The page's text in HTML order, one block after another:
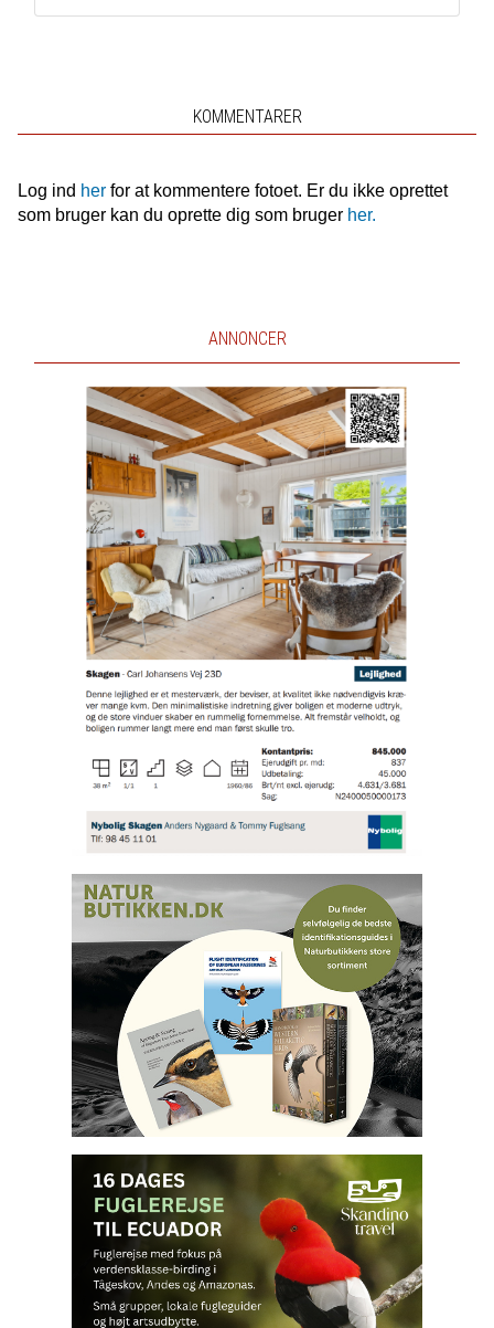
KOMMENTARER
Log ind herfor at kommentere fotoet. Er du ikke oprettet
som bruger kan du oprette dig som bruger her.
ANNONCER